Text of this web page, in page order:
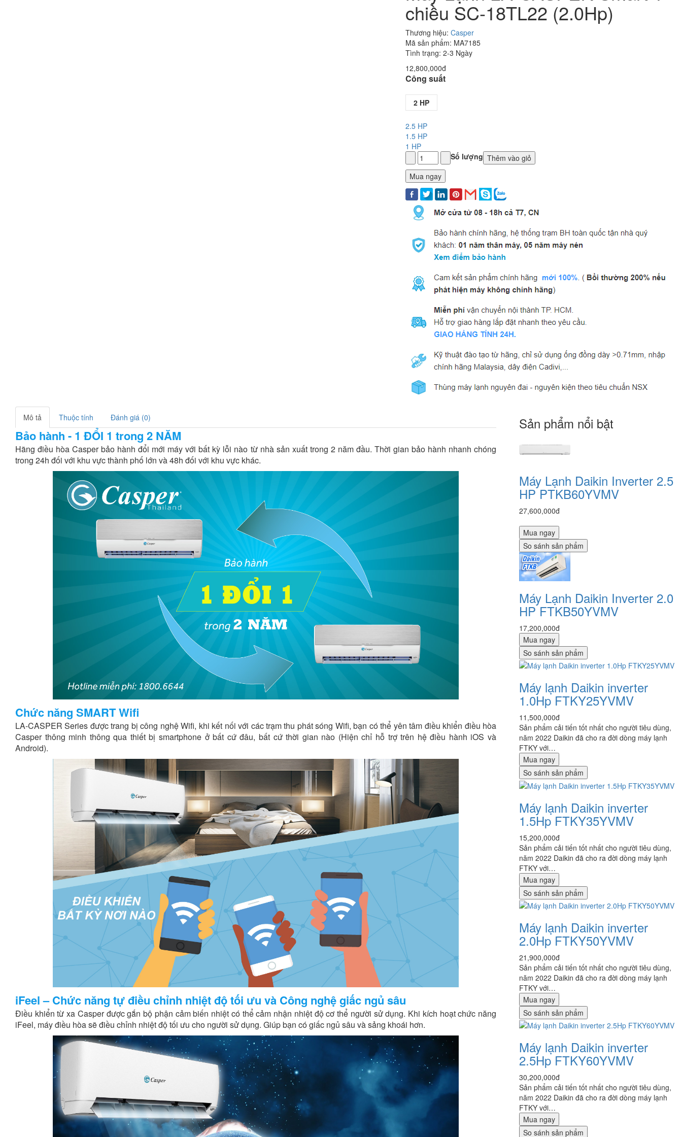
chiều SC-18TL22 (2.0Hp)
Thương hiệu: Casper
Mã sản phẩm: MA7185
Tình trạng: 2-3 Ngày
12,800,000đ
Công suất
2 HP
2.5 HP
1.5 HP
1 HP
Số lượng Thêm vào giỏ
Mua ngay
Mô tả Thuộc tính Đánh giá (0)
Bảo hành - 1 ĐỔI 1 trong 2 NĂM
Hãng điều hòa Casper bảo hành đổi mới máy với bất kỳ lỗi nào từ nhà sản xuất trong 2 năm đầu. Thời gian bảo hành nhanh chóng
trong 24h đối với khu vực thành phố lớn và 48h đối với khu vực khác.
Chức năng SMART Wifi
LA-CASPER Series được trang bị công nghệ Wifi, khi kết nối với các trạm thu phát sóng Wifi, bạn có thể yên tâm điều khiển điều hòa
Casper thông minh thông qua thiết bị smartphone ở bất cứ đâu, bất cứ thời gian nào (Hiện chỉ hỗ trợ trên hệ điều hành iOS và
Android).
iFeel – Chức năng tự điều chỉnh nhiệt độ tối ưu và Công nghệ giấc ngủ sâu
Điều khiển từ xa Casper được gắn bộ phận cảm biến nhiệt có thể cảm nhận nhiệt độ cơ thể người sử dụng. Khi kích hoạt chức năng
iFeel, máy điều hòa sẽ điều chỉnh nhiệt độ tối ưu cho người sử dụng. Giúp bạn có giấc ngủ sâu và sảng khoái hơn.
Sản phẩm nổi bật
Máy Lạnh Daikin Inverter 2.5
HP PTKB60YVMV
27,600,000đ
Mua ngay
So sánh sản phẩm
Máy Lạnh Daikin Inverter 2.0
HP FTKB50YVMV
17,200,000đ
Mua ngay
So sánh sản phẩm
Máy lạnh Daikin inverter
1.0Hp FTKY25YVMV
11,500,000đ
Sản phẩm cải tiến tốt nhất cho người tiêu dùng,
năm 2022 Daikin đã cho ra đời dòng máy lạnh
FTKY với…
Mua ngay
So sánh sản phẩm
Máy lạnh Daikin inverter
1.5Hp FTKY35YVMV
15,200,000đ
Sản phẩm cải tiến tốt nhất cho người tiêu dùng,
năm 2022 Daikin đã cho ra đời dòng máy lạnh
FTKY với…
Mua ngay
So sánh sản phẩm
Máy lạnh Daikin inverter
2.0Hp FTKY50YVMV
21,900,000đ
Sản phẩm cải tiến tốt nhất cho người tiêu dùng,
năm 2022 Daikin đã cho ra đời dòng máy lạnh
FTKY với…
Mua ngay
So sánh sản phẩm
Máy lạnh Daikin inverter
2.5Hp FTKY60YVMV
30,200,000đ
Sản phẩm cải tiến tốt nhất cho người tiêu dùng,
năm 2022 Daikin đã cho ra đời dòng máy lạnh
FTKY với…
Mua ngay
So sánh sản phẩm